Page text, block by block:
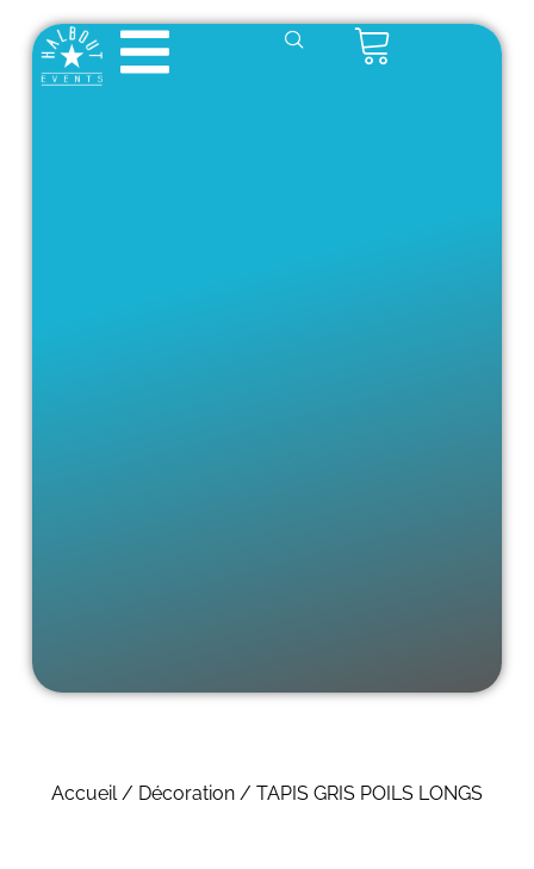
Accueil / Décoration/ TAPIS GRIS POILS LONGS